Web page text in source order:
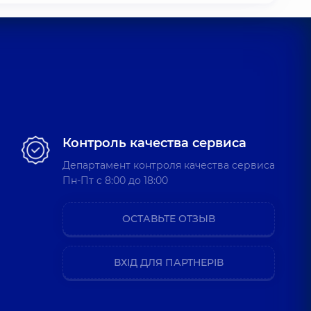
Контроль качества сервиса
Департамент контроля качества сервиса
Пн-Пт c 8:00 до 18:00
ОСТАВЬТЕ ОТЗЫВ
ВХІД ДЛЯ ПАРТНЕРІВ